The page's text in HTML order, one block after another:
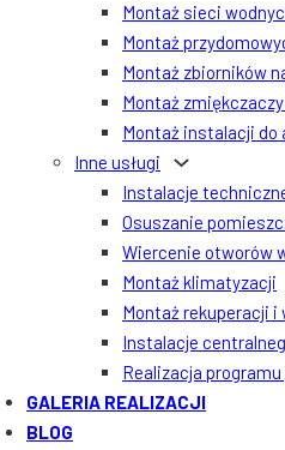
Montaż sieci
Montaż
Montaż zbiorników
Montaż
Montaż instalacji do
Inne usługi
Instalacje
Osuszanie
Wiercenie otworów
Montaż klimatyzacji
Montaż rekuperacji i
Instalacje
Realizacja
GALERIA REALIZACJI
BLOG